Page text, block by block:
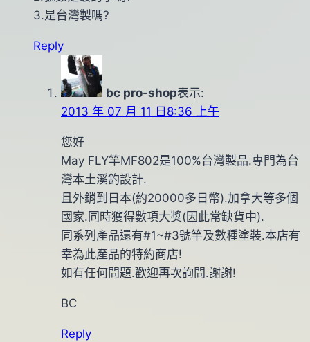
3.是台灣製嗎?
Reply
bc pro-shop表示:
2013 年 07 月 11 日8:36 上午
您好
May FLY竿MF802是100%台灣製品.專門為台
灣本土溪釣設計.
且外銷到日本(約20000多日幣).加拿大等多個
國家.同時獲得數項大獎(因此常缺貨中).
同系列產品還有#1~#3號竿及數種塗裝.本店有
幸為此產品的特約商店!
如有任何問題.歡迎再次詢問.謝謝!
BC
Reply